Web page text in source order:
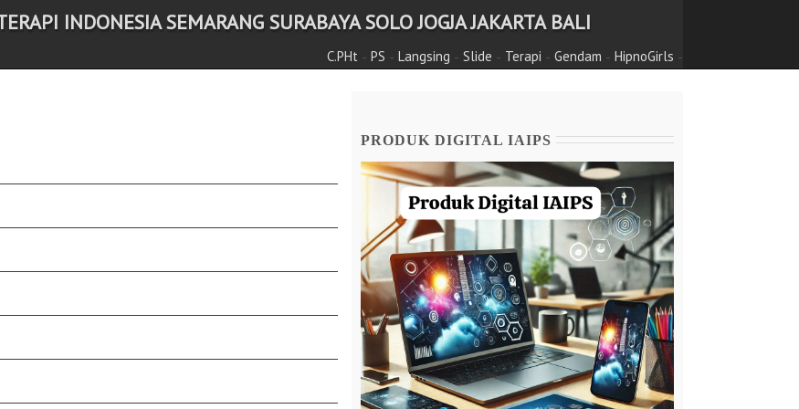
INDONESIA SEMARANG SURABAYA SOLO JOGJA JAKARTA BALI
C.PHt - PS - Langsing - Slide - Terapi - Gendam - HipnoGirls -
PRODUK DIGITAL IAIPS